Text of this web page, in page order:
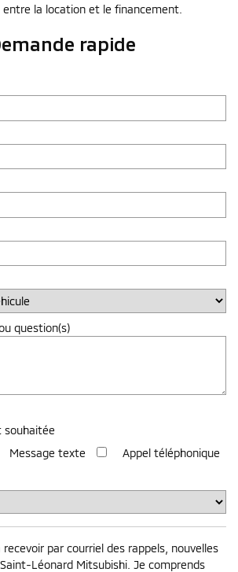
la location et le financement.
rapide
question(s)
souhaitée
Message texte
Appel téléphonique
recevoir par courriel des rappels, nouvelles
Léonard Mitsubishi. Je comprends